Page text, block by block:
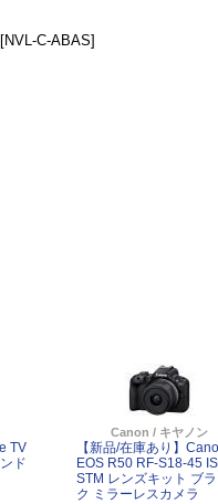
C-ABAS]
TV
ド
Canon / キヤノン
【新品/在庫あり】
EOS R50 RF-S18-45 IS
STM レンズキット ブラ
ク ミラーレスカメラ